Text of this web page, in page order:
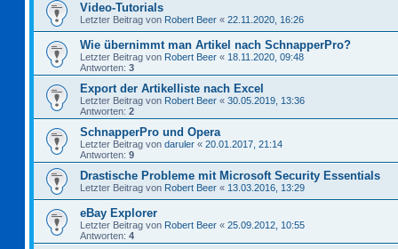
Video-Tutorials
Letzter Beitrag von Robert Beer « 22.11.2020, 16:26
Wie übernimmt man Artikel nach SchnapperPro?
Letzter Beitrag von Robert Beer « 18.11.2020, 09:48
Antworten: 3
Export der Artikelliste nach Excel
Letzter Beitrag von Robert Beer « 30.05.2019, 13:36
Antworten: 2
SchnapperPro und Opera
Letzter Beitrag von daruler « 20.01.2017, 21:14
Antworten: 9
Drastische Probleme mit Microsoft Security Essentials
Letzter Beitrag von Robert Beer « 13.03.2016, 13:29
eBay Explorer
Letzter Beitrag von Robert Beer « 25.09.2012, 10:55
Antworten: 4